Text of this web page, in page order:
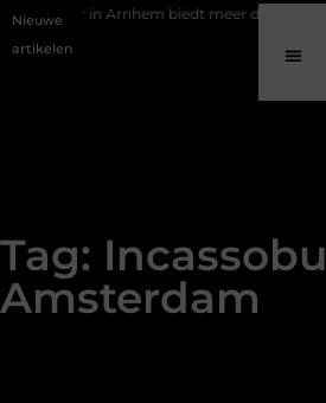
Nieuwe
artikelen
in Arnhem biedt meer dan een
Tag:
Amsterdam